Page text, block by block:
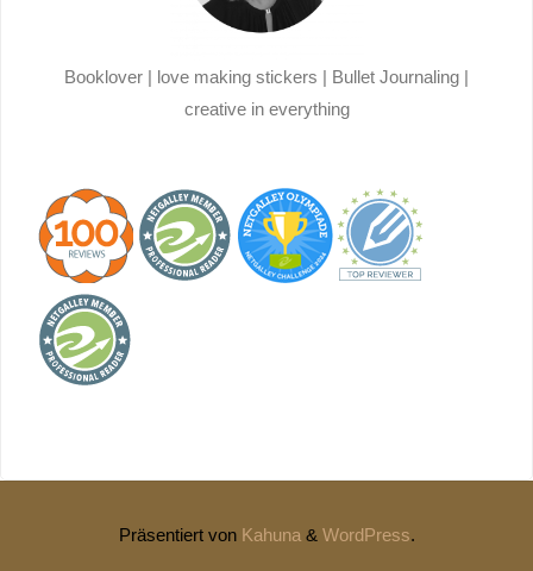
Booklover | love making stickers | Bullet Journaling |
creative in everything
Präsentiert vonKahuna & WordPress.